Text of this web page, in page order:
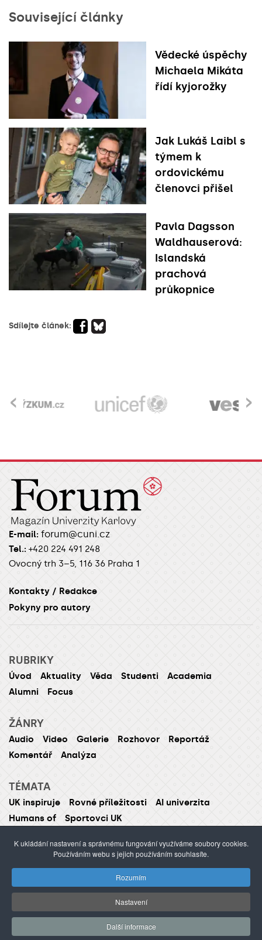
Související články
Vědecké úspěchy
Michaela Mikáta
řídí kyjorožky
Jak Lukáš Laibl s
týmem k
ordovickému
členovci přišel
Pavla Dagsson
Waldhauserová:
Islandská
prachová
průkopnice
Sdílejte článek:
›
‹
E-mail: forum@cuni.cz
Tel.: +420 224 491 248
Ovocný trh 3–5, 116 36 Praha 1
Kontakty / Redakce
Pokyny pro autory
RUBRIKY
Úvod Aktuality Věda Studenti
Academia
Alumni
Focus
ŽÁNRY
Audio Video Galerie Rozhovor
Reportáž
Komentář
Analýza
TÉMATA
UK inspiruje Rovné příležitosti
AI univerzita
Humans of
Sportovci UK
Publikování nebo šíření obsahu je zakázáno bez
předchozího souhlasu.
©2012–2026Univerzita Karlova /webdesign Agionet
s.r.o.
K ukládání nastavení a správnému fungování využíváme soubory cookies.
Používáním webu s jejich používáním souhlasíte.
Rozumím
Nastavení
Další informace